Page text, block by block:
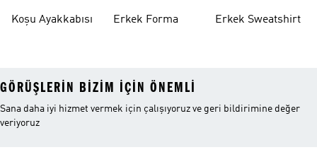
Koşu Ayakkabısı
Erkek Forma
Erkek Sweatshirt
GÖRÜŞLERIN BIZIM IÇIN ÖNEMLI
Sana daha iyi hizmet vermek için çalışıyoruz ve geri bildirimine değer
veriyoruz